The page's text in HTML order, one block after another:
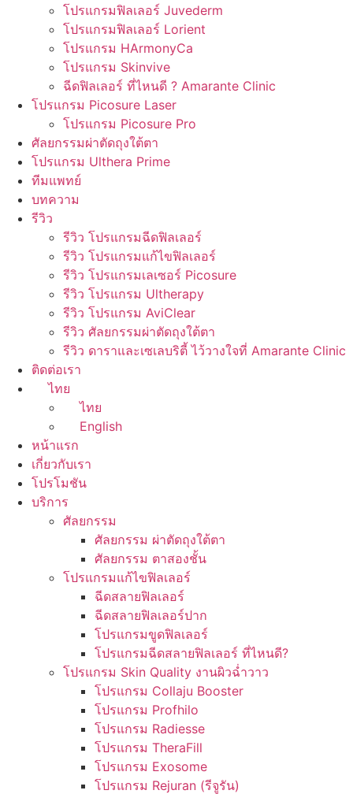
โปรแกรมฟิลเลอร์ Juvederm
โปรแกรมฟิลเลอร์ Lorient
โปรแกรม HArmonyCa
โปรแกรม Skinvive
ฉีดฟิลเลอร์ ที่ไหนดี ? Amarante Clinic
โปรแกรม Picosure Laser
โปรแกรม Picosure Pro
ศัลยกรรมผ่าตัดถุงใต้ตา
โปรแกรม Ulthera Prime
ทีมแพทย์
บทความ
รีวิว
รีวิว โปรแกรมฉีดฟิลเลอร์
รีวิว โปรแกรมแก้ไขฟิลเลอร์
รีวิว โปรแกรมเลเซอร์ Picosure
รีวิว โปรแกรม Ultherapy
รีวิว โปรแกรม AviClear
รีวิว ศัลยกรรมผ่าตัดถุงใต้ตา
รีวิว ดาราและเซเลบริตี้ ไว้วางใจที่ Amarante Clinic
ติดต่อเรา
ไทย
ไทย
English
หน้าแรก
เกี่ยวกับเรา
โปรโมชัน
บริการ
ศัลยกรรม
ศัลยกรรม ผ่าตัดถุงใต้ตา
ศัลยกรรม ตาสองชั้น
โปรแกรมแก้ไขฟิลเลอร์
ฉีดสลายฟิลเลอร์
ฉีดสลายฟิลเลอร์ปาก
โปรแกรมขูดฟิลเลอร์
โปรแกรมฉีดสลายฟิลเลอร์ ที่ไหนดี?
โปรแกรม Skin Quality งานผิวฉ่ำวาว
โปรแกรม Collaju Booster
โปรแกรม Profhilo
โปรแกรม Radiesse
โปรแกรม TheraFill
โปรแกรม Exosome
โปรแกรม Rejuran (รีจูรัน)